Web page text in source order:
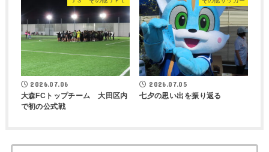
2026.07.06
大森FCトップチーム 大田区内
で初の公式戦
2026.07.05
七夕の思い出を振り返る